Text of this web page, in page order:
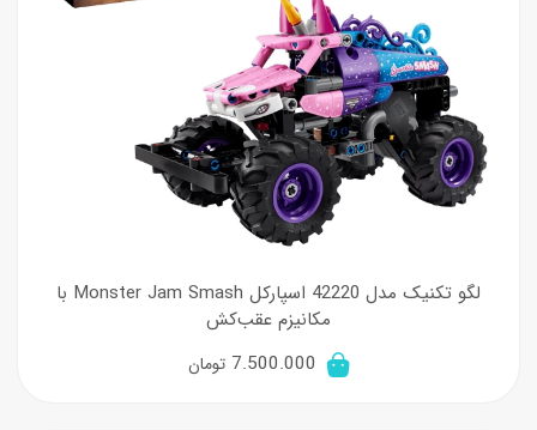
لگو تکنیک مدل 42220 اسپارکل Monster Jam Smash با
مکانیزم عقب‌کش
7.500.000 تومان